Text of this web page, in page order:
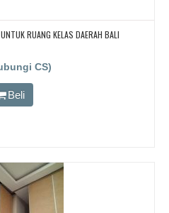
RUANG KELAS DAERAH BALI
CS)
Beli